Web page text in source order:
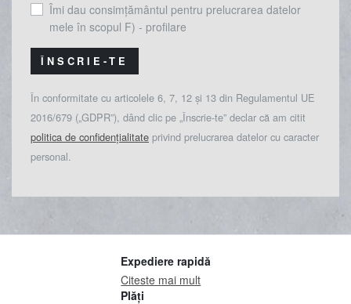
Îmi dau consimțământul pentru prelucrarea datelor
mele în scopul F) - profilare
ÎNSCRIE-TE
În conformitate cu articolele 6, 7, 12 și 13 din Regulamentul UE
2016/679 („GDPR”), dând clic pe „Înscrie-te” declar că am citit
politica de confidențialitate privind prelucrarea datelor cu caracter
personal.
Expediere rapidă
Citeste mai mult
Plăți